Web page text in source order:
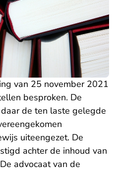
van 25 november 2021
besproken. De
de ten laste gelegde
uiteengezet. De
achter de inhoud van
advocaat van de